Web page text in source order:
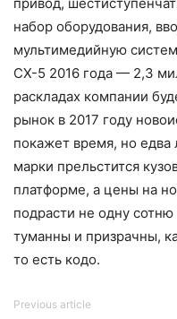
набор оборудования,
мультимедийную
CX-5 2016 года — 2,3
раскладах компании
рынок в 2017 году
покажет время, но едва
марки прельстится
платформе, а цены на
подрасти не одну
туманны и призрачны,
то есть кодо.
Previous article